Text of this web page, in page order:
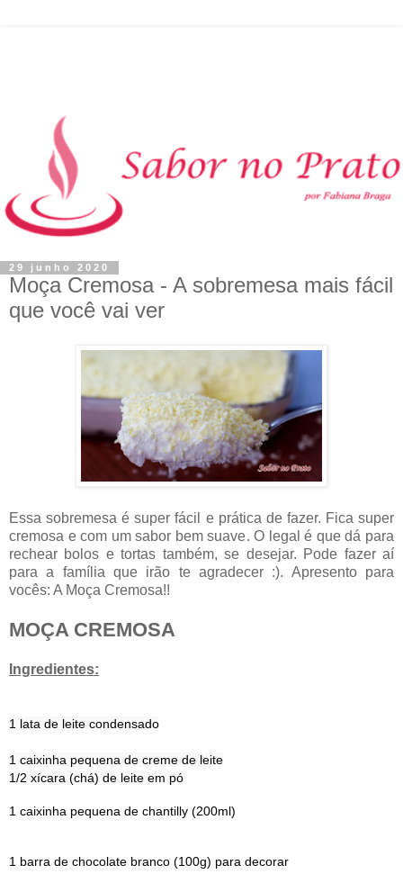
29 junho 2020
Moça Cremosa - A sobremesa mais fácil
que você vai ver
Essa sobremesa é super fácil e prática de fazer. Fica super
cremosa e com um sabor bem suave. O legal é que dá para
rechear bolos e tortas também, se desejar. Pode fazer aí
para a família que irão te agradecer :). Apresento para
vocês: A Moça Cremosa!!
MOÇA CREMOSA
Ingredientes:
1 lata de leite condensado
1 caixinha pequena de creme de leite
1/2 xícara (chá) de leite em pó
1 caixinha pequena de chantilly (200ml)
1 barra de chocolate branco (100g) para decorar